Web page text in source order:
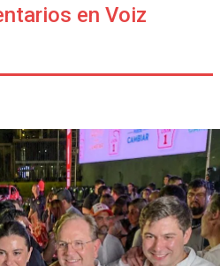
en Voiz